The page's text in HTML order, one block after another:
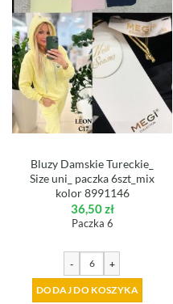
Bluzy Damskie Tureckie_
Size uni_ paczka 6szt_mix
kolor 8991146
36,50zł
Paczka 6
- +
DODAJ DO KOSZYKA